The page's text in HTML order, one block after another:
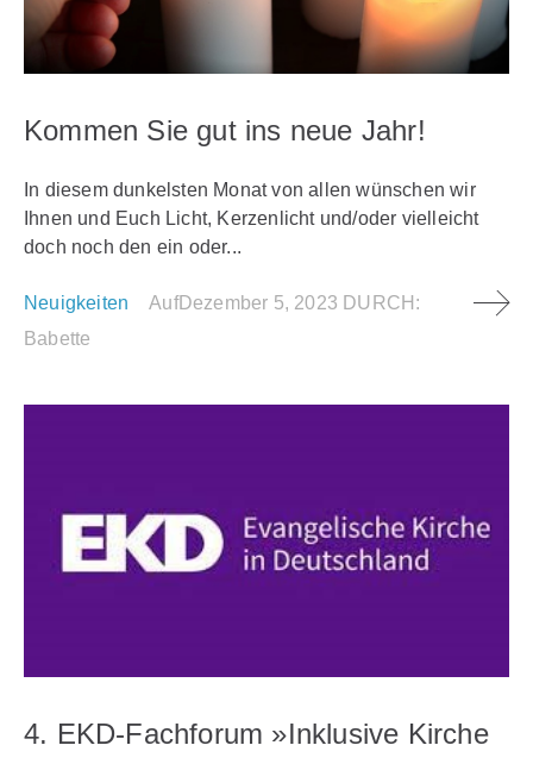
Kommen Sie gut ins neue Jahr!
In diesem dunkelsten Monat von allen wünschen wir
Ihnen und Euch Licht, Kerzenlicht und/oder vielleicht
doch noch den ein oder...
Neuigkeiten AufDezember 5, 2023 DURCH:
Babette
4. EKD-Fachforum »Inklusive Kirche